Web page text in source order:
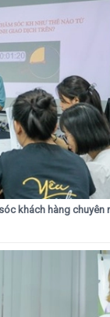
khách hàng chuyên